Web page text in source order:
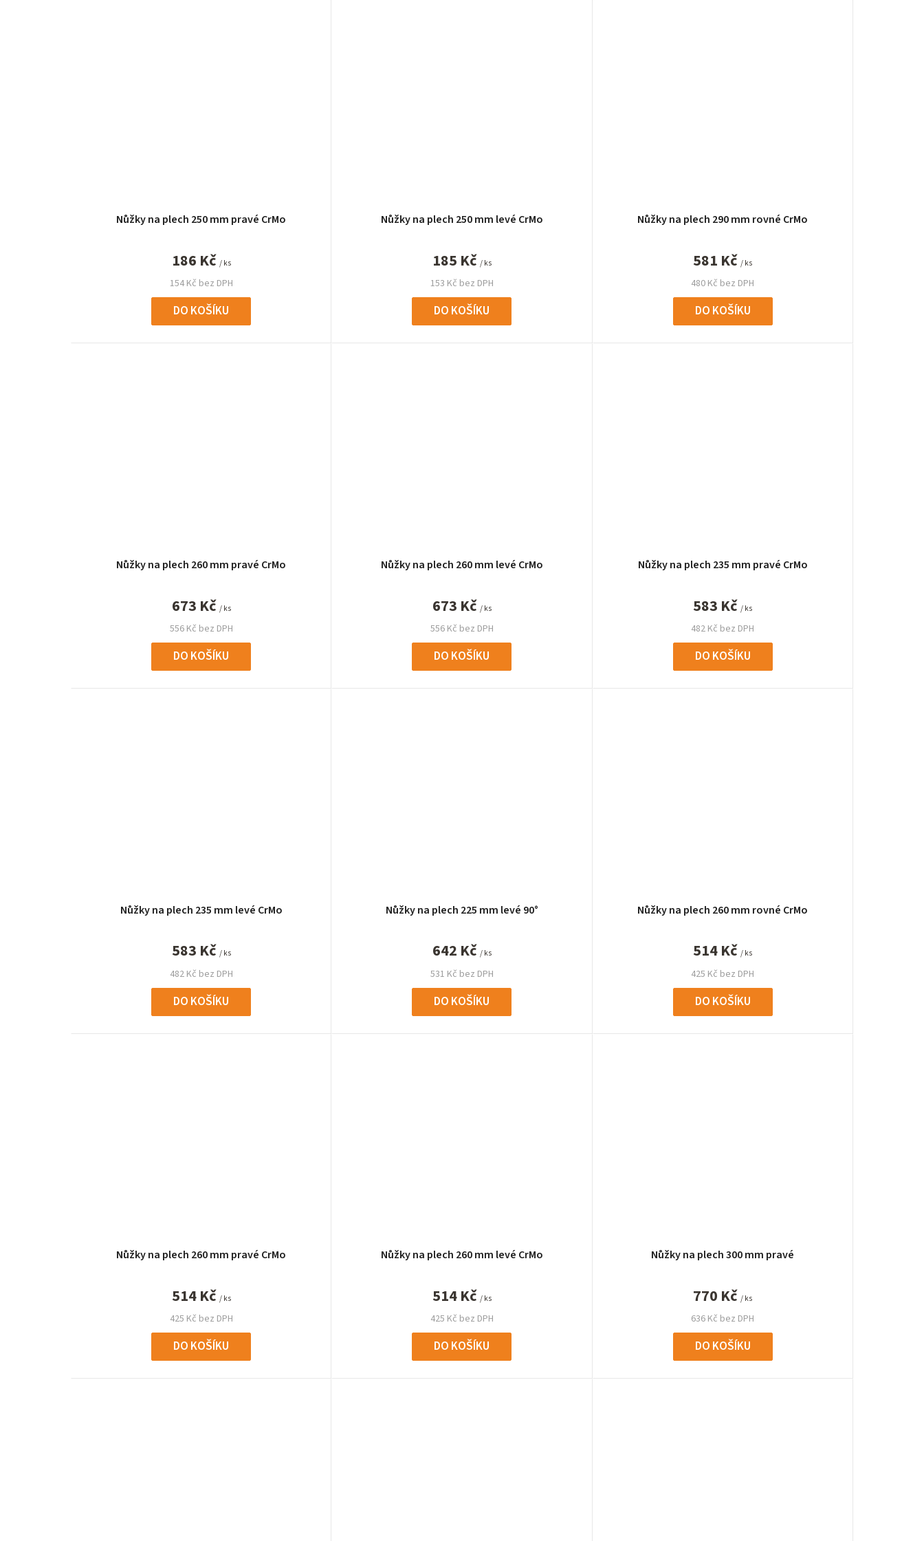
Nůžky na plech 250 mm pravé CrMo
154 Kč bez DPH
186 Kč / ks
DO KOŠÍKU
Nůžky na plech 250 mm levé CrMo
153 Kč bez DPH
185 Kč / ks
DO KOŠÍKU
Nůžky na plech 290 mm rovné CrMo
480 Kč bez DPH
581 Kč/ ks
DO KOŠÍKU
Nůžky na plech 260 mm pravé CrMo
556 Kč bez DPH
673 Kč / ks
DO KOŠÍKU
Nůžky na plech 260 mm levé CrMo
556 Kč bez DPH
673 Kč / ks
DO KOŠÍKU
Nůžky na plech 235 mm pravé CrMo
482 Kč bez DPH
583 Kč/ ks
DO KOŠÍKU
Nůžky na plech 235 mm levé CrMo
482 Kč bez DPH
583 Kč / ks
DO KOŠÍKU
Nůžky na plech 225 mm levé 90°
531 Kč bez DPH
642 Kč / ks
DO KOŠÍKU
Nůžky na plech 260 mm rovné CrMo
425 Kč bez DPH
514 Kč/ ks
DO KOŠÍKU
Nůžky na plech 260 mm pravé CrMo
425 Kč bez DPH
514 Kč / ks
DO KOŠÍKU
Nůžky na plech 260 mm levé CrMo
425 Kč bez DPH
514 Kč / ks
DO KOŠÍKU
Nůžky na plech 300 mm pravé
636 Kč bez DPH
770 Kč/ ks
DO KOŠÍKU